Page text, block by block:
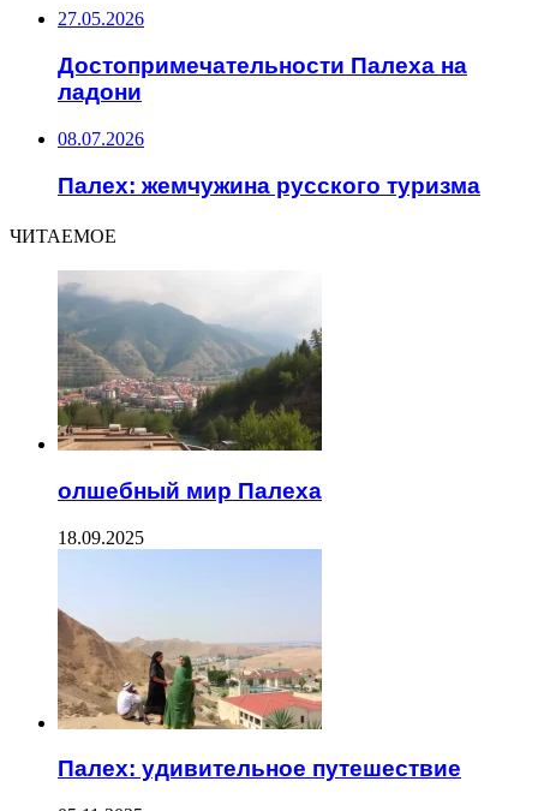
27.05.2026
Достопримечательности Палеха на
ладони
08.07.2026
Палех: жемчужина русского туризма
ЧИТАЕМОЕ
олшебный мир Палеха
18.09.2025
Палех: удивительное путешествие